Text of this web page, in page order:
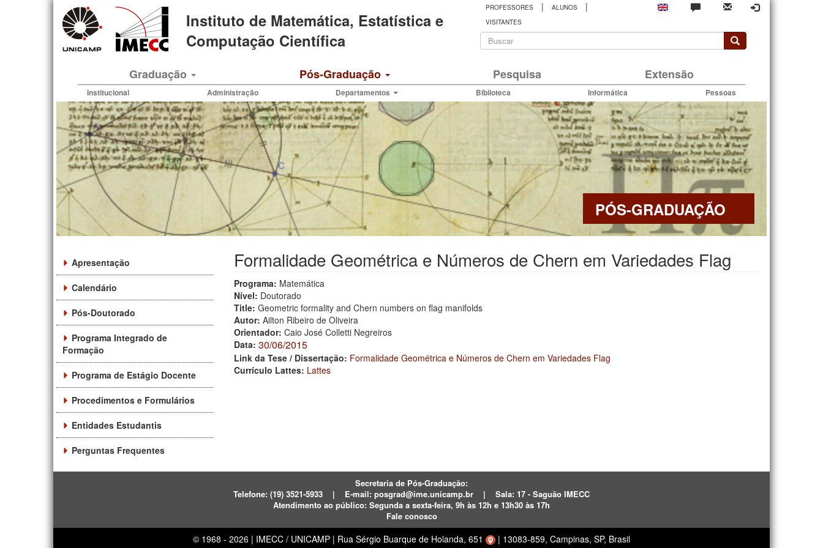
Instituto de Matemática, Estatística e
Computação Científica
PROFESSORES | ALUNOS |
VISITANTES
Formulário
busca
Graduação Pós-Graduação Pesquisa Extensão
Institucional Administração Departamentos Biblioteca Informática Pessoas
PÓS-GRADUAÇÃO
Apresentação
Calendário
Pós-Doutorado
Programa Integrado de
Formação
Programa de Estágio Docente
Procedimentos e Formulários
Entidades Estudantis
Perguntas Frequentes
Formalidade Geométrica e Números de Chern em Variedades Flag
Programa: Matemática
Nível: Doutorado
Title: Geometric formality and Chern numbers on flag manifolds
Autor: Ailton Ribeiro de Oliveira
Orientador: Caio José Colletti Negreiros
Data: 30/06/2015
Link da Tese / Dissertação: Formalidade Geométrica e Números de Chern em Variedades Flag
Currículo Lattes: Lattes
Secretaria de Pós-Graduação:
Telefone: (19) 3521-5933 | E-mail: posgrad@ime.unicamp.br |
Sala: 17 - Saguão IMECC
Atendimento ao público: Segunda a sexta-feira, 9h às 12h e 13h30 às 17h
Fale conosco
© 1968 - 2026 | IMECC / UNICAMP | Rua Sérgio Buarque de Holanda, 651 | 13083-859, Campinas, SP, Brasil